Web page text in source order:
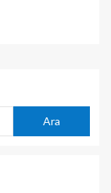
Ara